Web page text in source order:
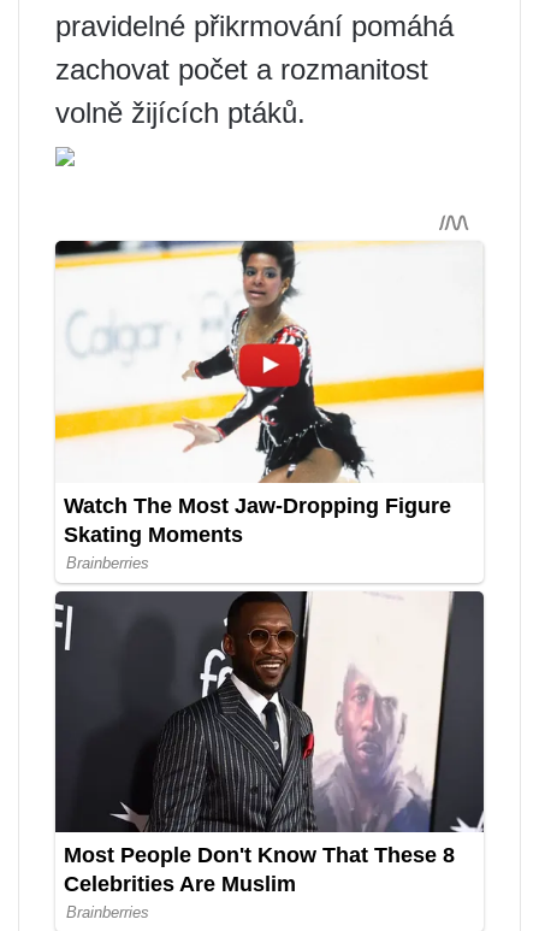
pravidelné přikrmování pomáhá
zachovat počet a rozmanitost
volně žijících ptáků.